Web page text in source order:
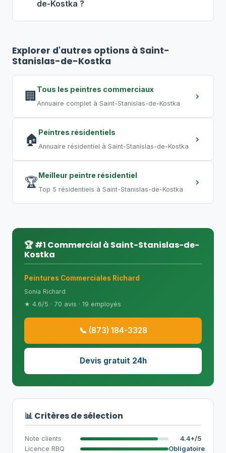
éviter toute perturbation, optez pour
des travaux de nuit ou de fin de
de-Kostka ?
peut nécessiter5 à 10 jours. Un grand
compresser les délais.
Explorer d'autres options à Saint-
Stanislas-de-Kostka
🏢 Tous les peintres commerciaux
Annuaire complet à Saint-Stanislas-de-Kostka
🏠 Peintres résidentiels
Annuaire résidentiel à Saint-Stanislas-de-Kostka
🏆Meilleur peintre résidentiel
Top 5 résidentiels à Saint-Stanislas-de-Kostka
🏆 #1 Commercial à Saint-Stanislas-de-
Kostka
Peintures Commerciales Richard
Sonia Richard
★ 4.6/5 · 70 avis · 19 employés
📞 (873) 184-3328
Devis gratuit 24h
📊 Critères de sélection
Note clients
4.4+/5
Licence RBQ
Obligatoire